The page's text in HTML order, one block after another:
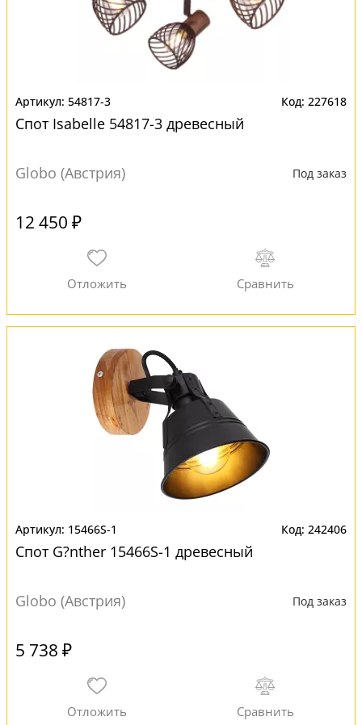
54817-3 227618
Спот Isabelle 54817-3 древесный
Globo (Австрия) Под заказ
12 450 ₽
15466S-1 242406
Спот G?nther 15466S-1 древесный
Globo (Австрия) Под заказ
5 738 ₽